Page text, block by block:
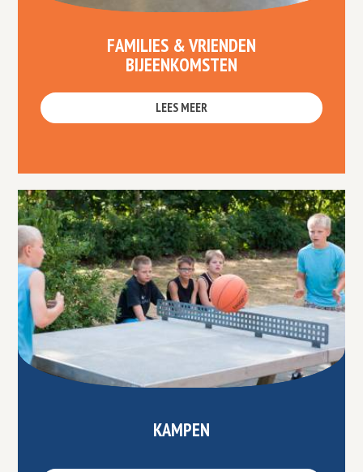
FAMILIES & VRIENDEN
BIJEENKOMSTEN
LEES MEER
KAMPEN